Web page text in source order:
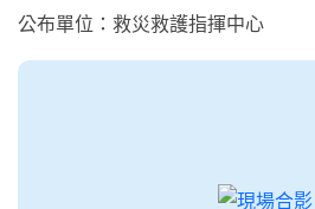
公布單位：救災救護指揮中心